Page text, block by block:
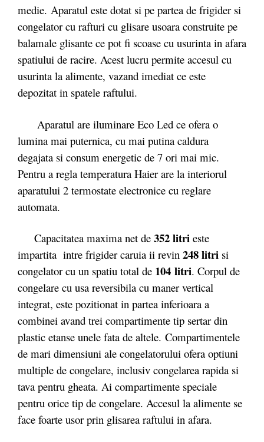
medie. Aparatul este dotat si pe partea de frigider si
congelator cu rafturi cu glisare usoara construite pe
balamale glisante ce pot fi scoase cu usurinta in afara
spatiului de racire. Acest lucru permite accesul cu
usurinta la alimente, vazand imediat ce este
depozitat in spatele raftului.
Aparatul are iluminare Eco Led ce ofera o
lumina mai puternica, cu mai putina caldura
degajata si consum energetic de 7 ori mai mic.
Pentru a regla temperatura Haier are la interiorul
aparatului 2 termostate electronice cu reglare
automata.
Capacitatea maxima net de 352 litri este
impartita intre frigider caruia ii revin 248 litri si
congelator cu un spatiu total de 104 litri. Corpul de
congelare cu usa reversibila cu maner vertical
integrat, este pozitionat in partea inferioara a
combinei avand trei compartimente tip sertar din
plastic etanse unele fata de altele. Compartimentele
de mari dimensiuni ale congelatorului ofera optiuni
multiple de congelare, inclusiv congelarea rapida si
tava pentru gheata. Ai compartimente speciale
pentru orice tip de congelare. Accesul la alimente se
face foarte usor prin glisarea raftului in afara.